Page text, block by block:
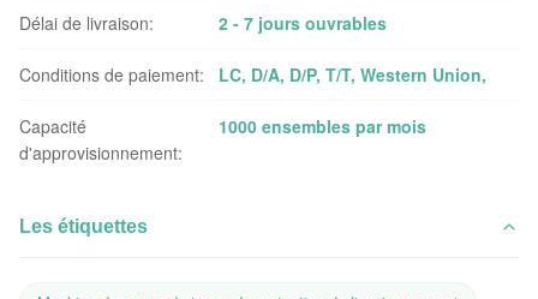
Délai de livraison: 2 - 7 jours ouvrables
Conditions de paiement: LC, D/A, D/P, T/T, Western Union,
Capacité
d'approvisionnement:
1000 ensembles par mois
Les étiquettes